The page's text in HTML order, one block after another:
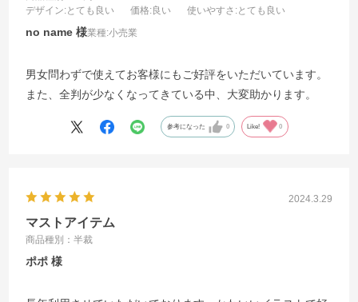
デザイン:とても良い 価格:良い 使いやすさ :とても良い
no name 業種:小売業
男女問わずで使えてお客様にもご好評をいただいています。
また、全判が少なくなってきている中、大変助かります。
参考になった 0 Like! 0
2024.3.29
マストアイテム
商品種別：半裁
ポポ